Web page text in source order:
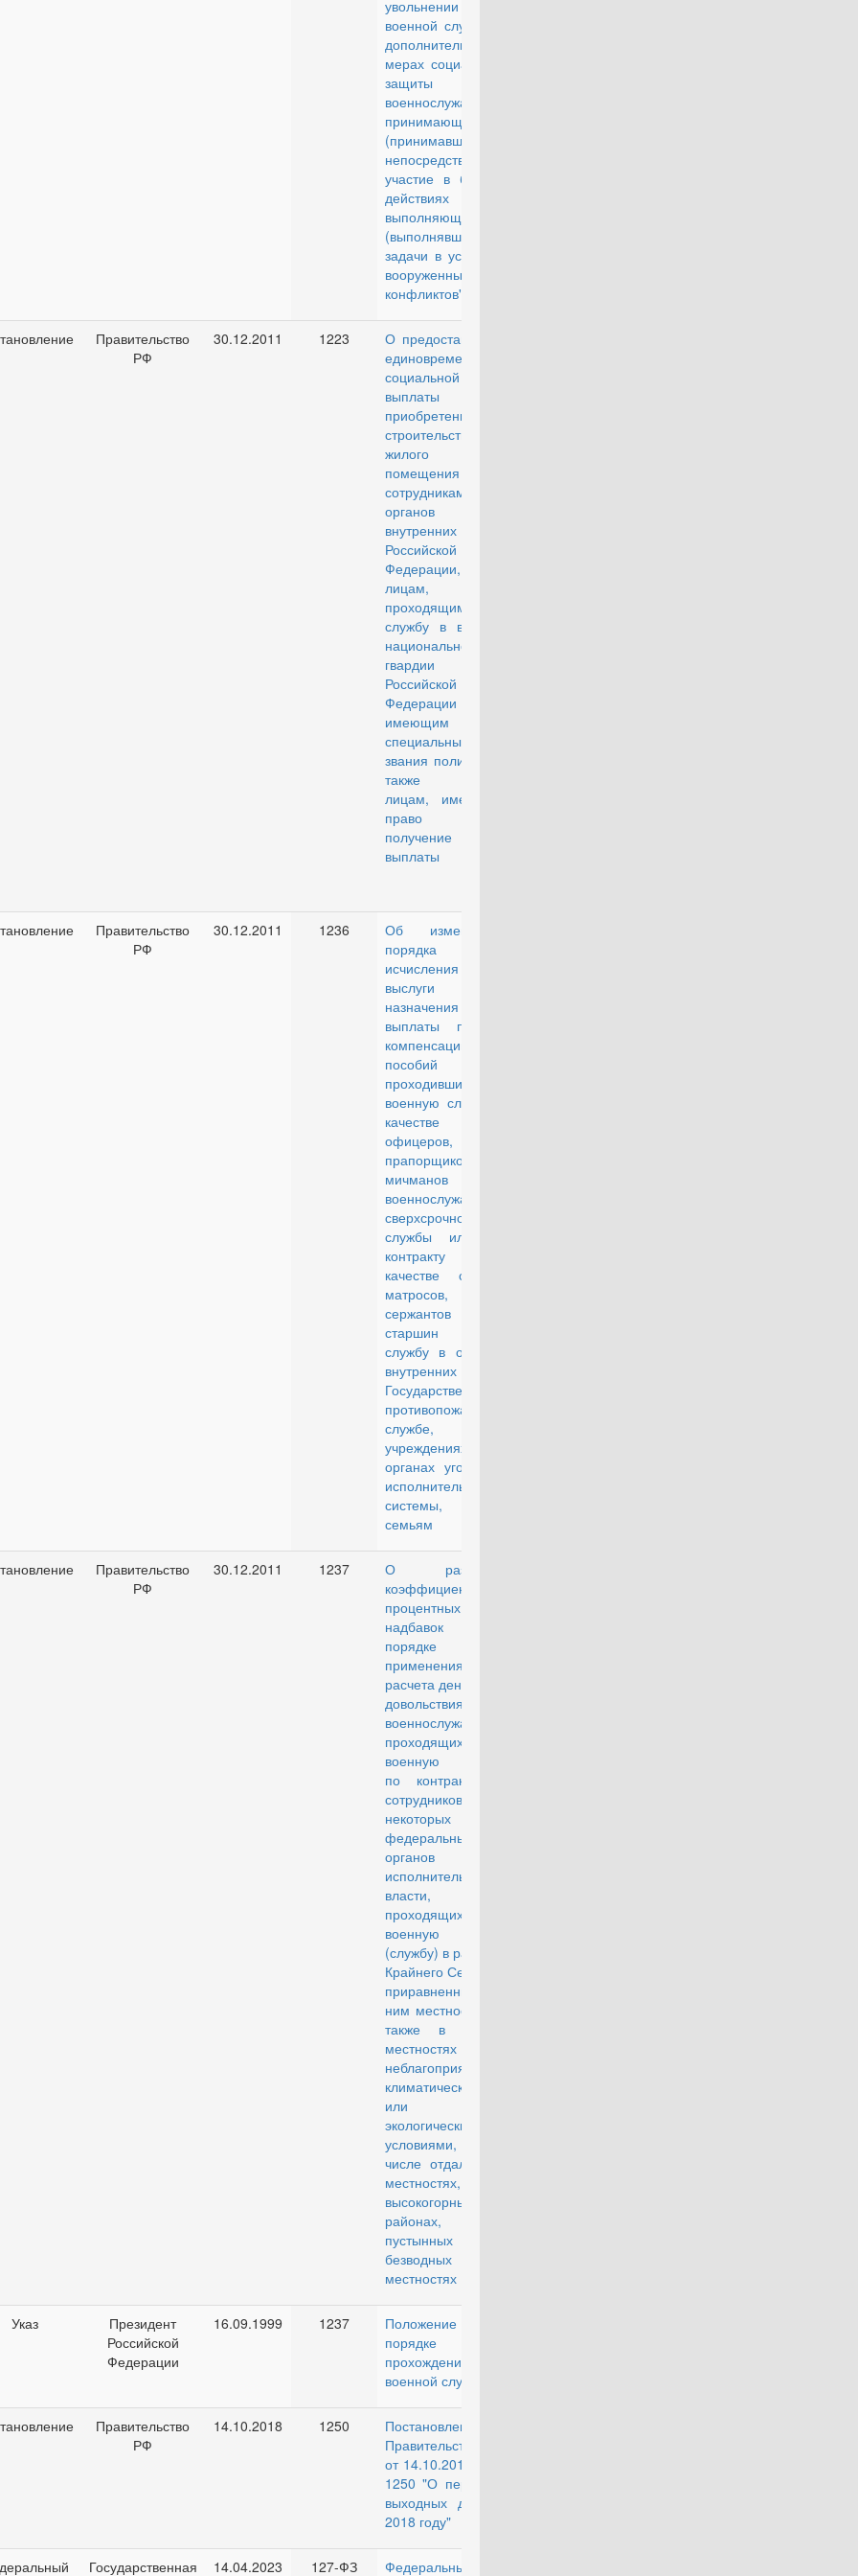
увольнении с
военной службы и
дополнительных
мерах социальной
защиты
военнослужащих,
принимающих
(принимавших)
непосредственное
участие в боевых
действиях и
выполняющих
(выполнявших)
задачи в условиях
вооруженных
конфликтов"
Правительство
РФ
30.12.2011 1223
О предоставлении
единовременной
социальной
выплаты для
приобретения или
строительства
жилого
помещения
сотрудникам
органов
внутренних дел
Российской
Федерации,
лицам,
проходящим
службу в войсках
национальной
гвардии
Российской
Федерации и
имеющим
специальные
звания полиции, а
также иным
лицам, имеющим
право на
получение такой
выплаты
Правительство
РФ
30.12.2011 1236
Об изменениях
порядка
исчисления
выслуги лет,
назначения и
выплаты пенсий,
компенсаций и
пособий лицам,
проходившим
военную службу в
качестве
офицеров,
прапорщиков,
мичманов и
военнослужащих
сверхсрочной
службы или по
контракту в
качестве солдат,
матросов,
сержантов и
старшин либо
службу в органах
внутренних дел,
Государственной
противопожарной
службе,
учреждениях и
органах уголовно-
исполнительной
системы, и их
семьям
Правительство
РФ
30.12.2011 1237
О размерах
коэффициентов и
процентных
надбавок и
порядке их
применения для
расчета денежного
довольствия
военнослужащих,
проходящих
военную службу
по контракту, и
сотрудников
некоторых
федеральных
органов
исполнительной
власти,
проходящих
военную службу
(службу) в районах
Крайнего Севера и
приравненных к
ним местностях, а
также в других
местностях с
неблагоприятными
климатическими
или
экологическими
условиями, в том
числе отдаленных
местностях,
высокогорных
районах,
пустынных и
безводных
местностях
Указ
Президент
Российской
Федерации
16.09.1999 1237
Положение о
порядке
прохождения
военной службы
Правительство
РФ
14.10.2018 1250
Постановление
Правительства РФ
от 14.10.2018 г. №
1250 "О переносе
выходных дней в
2018 году"
Государственная 14.04.2023 127-ФЗ Федеральный